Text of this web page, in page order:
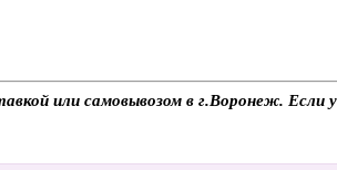
или самовывозом в г.Воронеж.